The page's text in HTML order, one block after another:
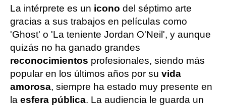
La intérprete es un icono del séptimo arte
gracias a sus trabajos en películas como
'Ghost' o 'La teniente Jordan O'Neil', y aunque
quizás no ha ganado grandes
reconocimientos profesionales, siendo más
popular en los últimos años por su vida
amorosa, siempre ha estado muy presente en
la esfera pública. La audiencia le guarda un